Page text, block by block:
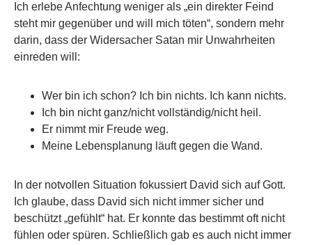
Ich erlebe Anfechtung weniger als „ein direkter Feind
steht mir gegenüber und will mich töten“, sondern mehr
darin, dass der Widersacher Satan mir Unwahrheiten
einreden will:
Wer bin ich schon? Ich bin nichts. Ich kann nichts.
Ich bin nicht ganz/nicht vollständig/nicht heil.
Er nimmt mir Freude weg.
Meine Lebensplanung läuft gegen die Wand.
In der notvollen Situation fokussiert David sich auf Gott.
Ich glaube, dass David sich nicht immer sicher und
beschützt „gefühlt“ hat. Er konnte das bestimmt oft nicht
fühlen oder spüren. Schließlich gab es auch nicht immer